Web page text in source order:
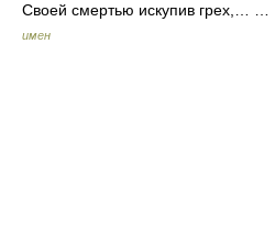
Своей смертью искупив грех,… …
имен